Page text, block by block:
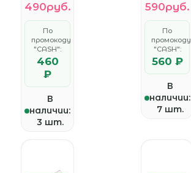
M210P/32G
U3)
490руб.
По
промокоду
"CASH":
460
₽
В
наличии:
3 шт.
тый
(NT03U505
N-032G-
30BK)
590руб.
По
промокоду
"CASH":
560 ₽
В
наличии:
7 шт.